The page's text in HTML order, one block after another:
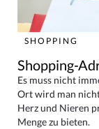
SHOPPING
Shopping-
Es muss nicht
Ort wird man
Herz und Nieren
Menge zu bieten.